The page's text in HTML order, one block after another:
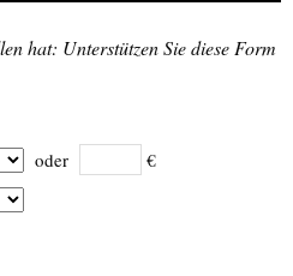
hat: Unterstützen Sie diese Form
oder €